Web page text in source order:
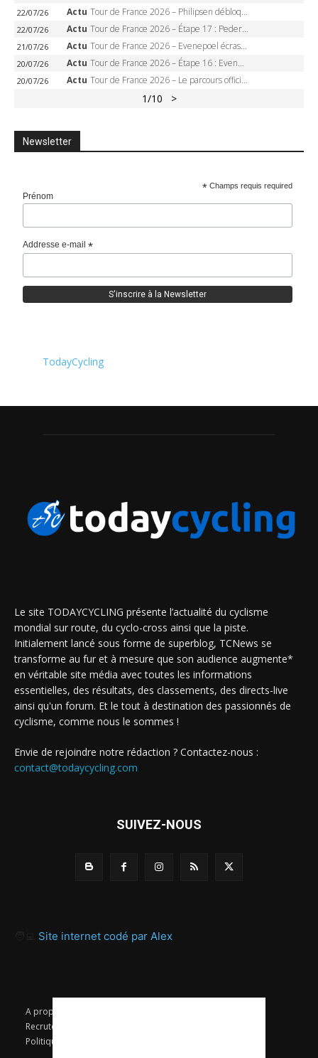
22/07/26 Actu Tour de France 2026 – Philipsen débloque son compteur à Voiron, Pedersen en danger pour le maillot vert
22/07/26 Actu Tour de France 2026 – Étape 17 : Pedersen peut-il verrouiller le maillot vert à Voiron ?
21/07/26 Actu Tour de France 2026 – Evenepoel écrase le chrono d’Évian, Seixas 4e, Lipowitz abandonne
20/07/26 Actu Tour de France 2026 – Étape 16 : Evenepoel, Pogacar, Ganna… qui domptera le chrono d’Évian pour redessiner le podium ?
20/07/26 Actu Tour de France 2026 – Le parcours officiel complet : 21 étapes, profils, carte et dates
1/10 >
Newsletter
* Champs requis required
Prénom
Addresse e-mail*
TodayCycling
Le site TODAYCYCLING présente l’actualité du cyclisme
mondial sur route, du cyclo-cross ainsi que la piste.
Initialement lancé sous forme de superblog, TCNews se
transforme au fur et à mesure que son audience augmente*
en véritable site média avec toutes les informations
essentielles, des résultats, des classements, des directs-live
ainsi qu'un forum. Et le tout à destination des passionnés de
cyclisme, comme nous le sommes !
Envie de rejoindre notre rédaction ? Contactez-nous :
contact@todaycycling.com
SUIVEZ-NOUS
Site internet codé par Alex
A propos
Recrutement / Offres d’emploi
Politique de confidentialité